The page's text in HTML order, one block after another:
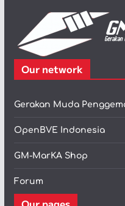
Our network
Gerakan Muda
OpenBVE Indonesia
GM-MarKA Shop
Forum